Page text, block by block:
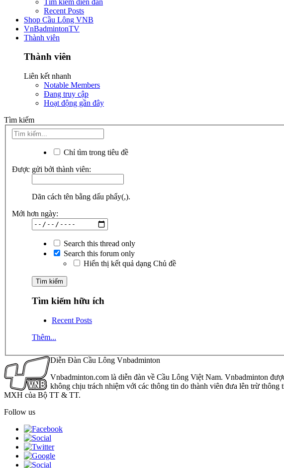
Recent Posts
Shop Cầu Lông VNB
VnBadmintonTV
Thành viên
Thành viên
Liên kết nhanh
Notable Members
Đang truy cập
Hoạt động gần đây
Tìm kiếm
Chỉ tìm trong tiêu đề
Được gửi bởi thành viên:
Dãn cách tên bằng dấu phẩy(,).
Mới hơn ngày:
Search this thread only
Search this forum only
Hiển thị kết quả dạng Chủ đề
Tìm kiếm hữu ích
Recent Posts
Thêm...
Diễn Đàn Cầu Lông Vnbadminton
Vnbadminton.com là diễn đàn về Cầu Lông Việt Nam. Vnbadminton
không chịu trách nhiệm với các thông tin do thành viên đưa lên trừ
MXH của Bộ TT & TT.
Follow us